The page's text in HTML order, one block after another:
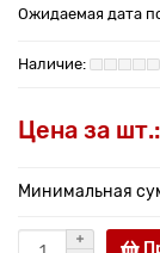
Ожидаемая дата
Цена за шт.:
Минимальная